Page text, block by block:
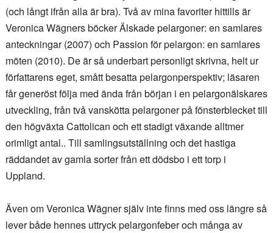
(och långt ifrån alla är bra). Två av mina favoriter hittills är
Veronica Wägners böcker Älskade pelargoner: en samlares
anteckningar (2007) och Passion för pelargon: en samlares
möten (2010). De är så underbart personligt skrivna, helt ur
författarens eget, smått besatta pelargonperspektiv; läsaren
får generöst följa med ända från början i en pelargonälskares
utveckling, från två vanskötta pelargoner på fönsterblecket till
den högväxta Cattolican och ett stadigt växande alltmer
orimligt antal.. Till samlingsutställning och det hastiga
räddandet av gamla sorter från ett dödsbo i ett torp i
Uppland.
Även om Veronica Wägner själv inte finns med oss längre så
lever både hennes uttryck pelargonfeber och många av